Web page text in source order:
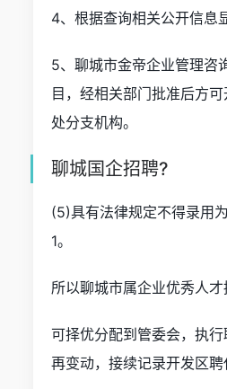
4、根据查询相关公开信息
5、聊城市金帝企业管理咨
目，经相关部门批准后方
处分支机构。
聊城国企招聘?
(5)具有法律规定不得录用
1。
所以聊城市属企业优秀人
可择优分配到管委会，执
再变动，接续记录开发区